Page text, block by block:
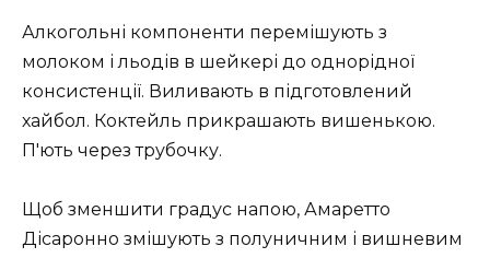
Алкогольні компоненти перемішують з
молоком і льодів в шейкері до однорідної
консистенції. Виливають в підготовлений
хайбол. Коктейль прикрашають вишенькою.
П'ють через трубочку.
Щоб зменшити градус напою, Амаретто
Дісаронно змішують з полуничним і вишневим